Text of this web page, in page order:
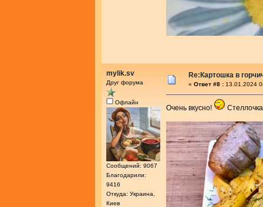
mylik.sv
Друг форума
Офлайн
Сообщений: 9067
Благодарили:
9416
Откуда: Украина,
Киев
Re:Картошка в
« Ответ #8 : 13.01.2024
Очень вкусно!